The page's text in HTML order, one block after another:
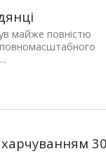
майже повністю